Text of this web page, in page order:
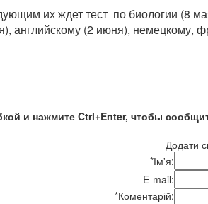
их ждет тест по биологии (8
английскому (2 июня),
и нажмите Ctrl+Enter, чтобы
Додати
*Ім'я:
E-mail:
*Коментарій: